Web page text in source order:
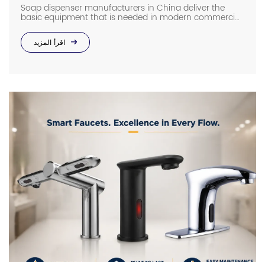
Soap dispenser manufacturers in China deliver the
basic equipment that is needed in modern commercial
bathrooms where hygiene stands first and foremost. In
places such as airports, even a failure of one sensor
causes the soap to run out and makes the floor
slippery right away. The choice of suppliers depending
اقرأ المزيد